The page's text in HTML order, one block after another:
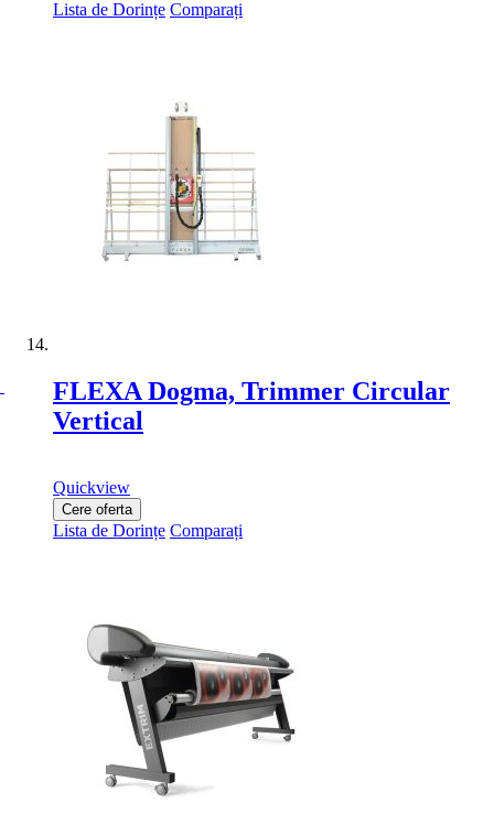
Lista de Dorințe Comparați
FLEXA Dogma, Trimmer Circular
Vertical
Quickview
Cere oferta
Lista de Dorințe Comparați